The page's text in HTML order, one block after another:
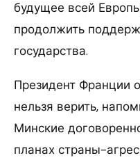
будущее всей
продолжить
государства.
Президент Франции
нельзя верить,
Минские
планах страны-